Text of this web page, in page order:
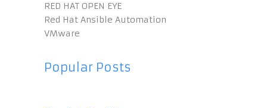
RED HAT OPEN EYE
Red Hat Ansible Automation
VMware
Popular Posts